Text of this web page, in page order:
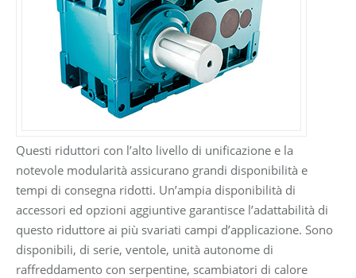
Questi riduttori con l’alto livello di unificazione e la
notevole modularità assicurano grandi disponibilità e
tempi di consegna ridotti. Un’ampia disponibilità di
accessori ed opzioni aggiuntive garantisce l’adattabilità di
questo riduttore ai più svariati campi d’applicazione. Sono
disponibili, di serie, ventole, unità autonome di
raffreddamento con serpentine, scambiatori di calore